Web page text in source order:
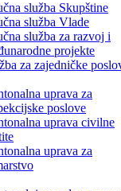
služba Skupštine
služba Vlade
služba za razvoj i
projekte
za zajedničke
uprava za
poslove
uprava civilne
uprava za